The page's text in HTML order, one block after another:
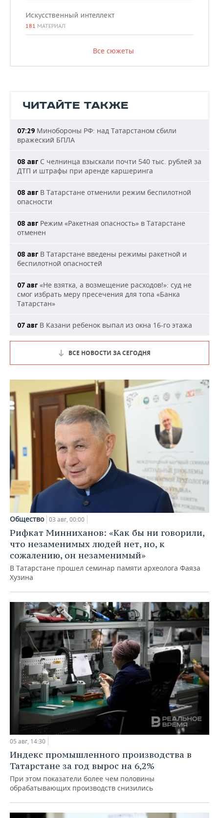
Искусственный интеллект
181 МАТЕРИАЛ
Все сюжеты
ЧИТАЙТЕ ТАКЖЕ
07:29 Минобороны РФ: над Татарстаном сбили
вражеский БПЛА
08 авг С челнинца взыскали почти 540 тыс. рублей за
ДТП и штрафы при аренде каршеринга
08 авг В Татарстане отменили режим беспилотной
опасности
08 авг Режим «Ракетная опасность» в Татарстане
отменен
08 авг В Татарстане введены режимы ракетной и
беспилотной опасностей
07 авг «Не взятка, а возмещение расходов!»: суд не
смог избрать меру пресечения для топа «Банка
Татарстан»
07 авг В Казани ребенок выпал из окна 16-го этажа
ВСЕ НОВОСТИ ЗА СЕГОДНЯ
Общество 03 авг, 00:00
Рифкат Минниханов: «Как бы ни говорили,
что незаменимых людей нет, но, к
сожалению, он незаменимый»
В Татарстане прошел семинар памяти археолога Фаяза
Хузина
05 авг, 14:30
Индекс промышленного производства в
Татарстане за год вырос на 6,2%
При этом показатели более чем половины
обрабатывающих производств снизились